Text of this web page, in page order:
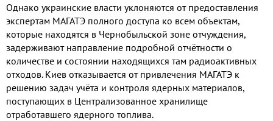
Однако украинские власти уклоняются от предоставления
экспертам МАГАТЭ полного доступа ко всем объектам,
которые находятся в Чернобыльской зоне отчуждения,
задерживают направление подробной отчётности о
количестве и состоянии находящихся там радиоактивных
отходов. Киев отказывается от привлечения МАГАТЭ к
решению задач учёта и контроля ядерных материалов,
поступающих в Централизованное хранилище
отработавшего ядерного топлива.